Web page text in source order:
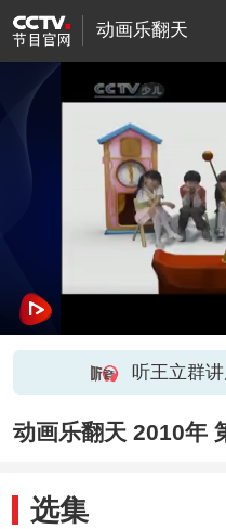
动画乐翻天
听王立群
动画乐翻天 2010年
选集